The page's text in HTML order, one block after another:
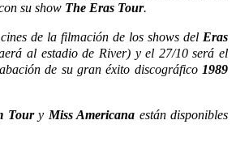
su show The Eras Tour.
de la filmación de los shows del Eras
al estadio de River) y el 27/10 será el
de su gran éxito discográfico 1989
Tour y Miss Americana están disponibles